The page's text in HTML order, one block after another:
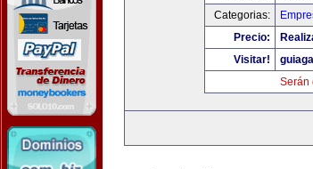
Categorias:
Precio:
Visitar!
Serán